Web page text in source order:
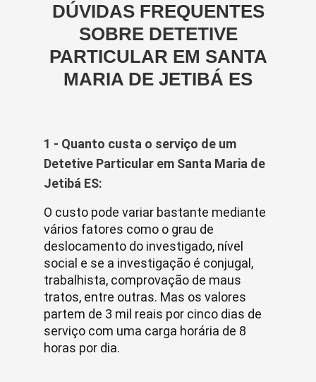
DÚVIDAS FREQUENTES
SOBRE DETETIVE
PARTICULAR EM SANTA
MARIA DE JETIBÁ ES
1 - Quanto custa o serviço de um
Detetive Particular em Santa Maria de
Jetibá ES:
O custo pode variar bastante mediante
vários fatores como o grau de
deslocamento do investigado, nível
social e se a investigação é conjugal,
trabalhista, comprovação de maus
tratos, entre outras. Mas os valores
partem de 3 mil reais por cinco dias de
serviço com uma carga horária de 8
horas por dia.